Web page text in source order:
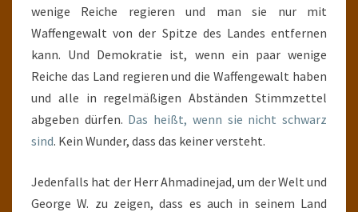
wenige Reiche regieren und man sie nur mit
Waffengewalt von der Spitze des Landes entfernen
kann. Und Demokratie ist, wenn ein paar wenige
Reiche das Land regieren und die Waffengewalt haben
und alle in regelmäßigen Abständen Stimmzettel
abgeben dürfen. Das heißt, wenn sie nicht schwarz
sind. Kein Wunder, dass das keiner versteht.
Jedenfalls hat der Herr Ahmadinejad, um der Welt und
George W. zu zeigen, dass es auch in seinem Land